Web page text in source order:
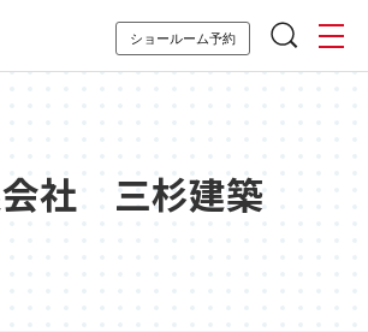
ショールーム予約
社 三杉建築